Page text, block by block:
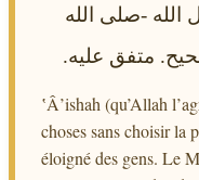
الله -صلى الله
متفق عليه.
ʽÂ’ishah (qu’Allah
choses sans choisir la
éloigné des gens. Le